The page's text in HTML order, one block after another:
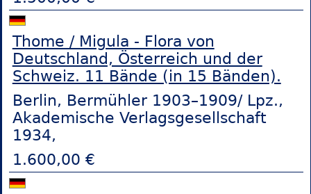
Thome / Migula - Flora von
Deutschland, Österreich und der
Schweiz. 11 Bände (in 15 Bänden).
Berlin, Bermühler 1903–1909/ Lpz.,
Akademische Verlagsgesellschaft
1934,
1.600,00 €